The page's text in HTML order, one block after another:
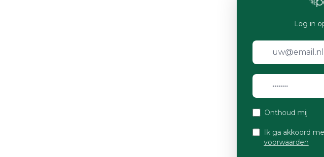
Log in
Onthoud mij
Ik ga akkoord
voorwaarden